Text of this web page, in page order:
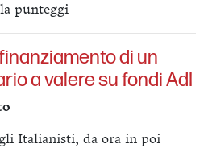
punteggi
di un
a valere su fondi AdI
Italianisti, da ora in poi